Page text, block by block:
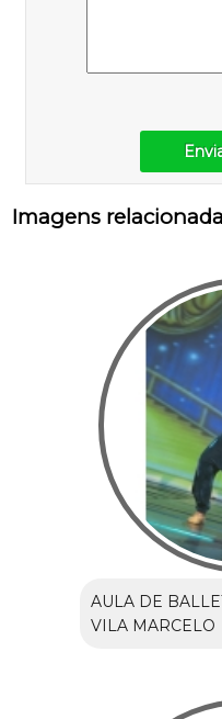
Imagens
AULA DE
VILA MARCELO